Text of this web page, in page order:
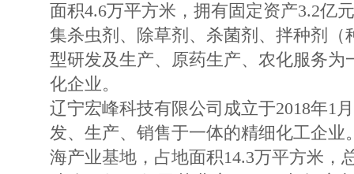
面积4.6万平方米，拥有固定资产3.2亿
集杀虫剂、除草剂、杀菌剂、拌种剂（
型研发及生产、原药生产、农化服务为
化企业。
辽宁宏峰科技有限公司成立于2018年1
发、生产、销售于一体的精细化工企业
海产业基地，占地面积14.3万平方米，